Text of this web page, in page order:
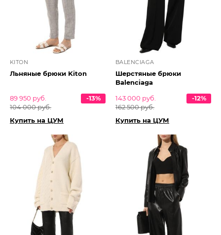
KITON
Льняные брюки Kiton
89 950 руб.
104 000 руб.
-13%
Купить на ЦУМ
BALENCIAGA
Шерстяные брюки
Balenciaga
143 000 руб.
162 500 руб.
-12%
Купить на ЦУМ